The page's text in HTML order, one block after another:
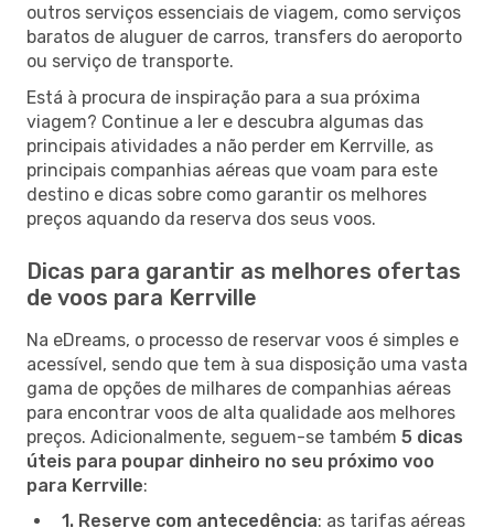
outros serviços essenciais de viagem, como serviços
baratos de aluguer de carros, transfers do aeroporto
ou serviço de transporte.
Está à procura de inspiração para a sua próxima
viagem? Continue a ler e descubra algumas das
principais atividades a não perder em Kerrville, as
principais companhias aéreas que voam para este
destino e dicas sobre como garantir os melhores
preços aquando da reserva dos seus voos.
Dicas para garantir as melhores ofertas
de voos para Kerrville
Na eDreams, o processo de reservar voos é simples e
acessível, sendo que tem à sua disposição uma vasta
gama de opções de milhares de companhias aéreas
para encontrar voos de alta qualidade aos melhores
preços. Adicionalmente, seguem-se também 5 dicas
úteis para poupar dinheiro no seu próximo voo
para Kerrville:
1. Reserve com antecedência: as tarifas aéreas